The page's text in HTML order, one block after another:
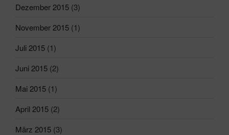
Dezember 2015 (3)
November 2015 (1)
Juli 2015 (1)
Juni 2015 (2)
Mai 2015 (1)
April 2015 (2)
März 2015 (3)